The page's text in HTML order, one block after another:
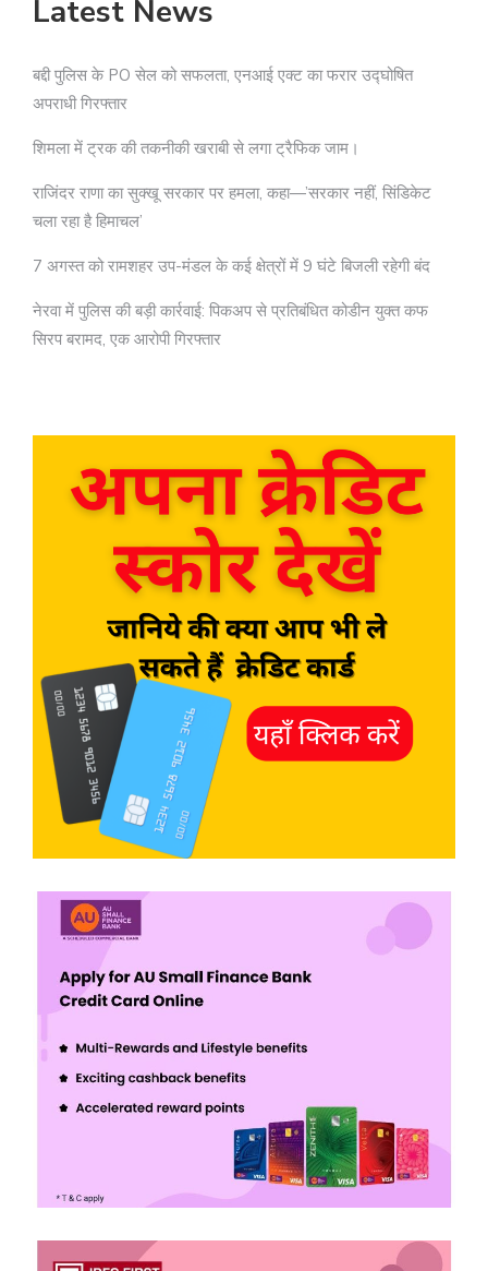
Latest News
बद्दी पुलिस के PO सेल को सफलता, एनआई एक्ट का फरार उद्घोषित
अपराधी गिरफ्तार
शिमला में ट्रक की तकनीकी खराबी से लगा ट्रैफिक जाम।
राजिंदर राणा का सुक्खू सरकार पर हमला, कहा—’सरकार नहीं, सिंडिकेट
चला रहा है हिमाचल’
7 अगस्त को रामशहर उप-मंडल के कई क्षेत्रों में 9 घंटे बिजली रहेगी बंद
नेरवा में पुलिस की बड़ी कार्रवाई: पिकअप से प्रतिबंधित कोडीन युक्त कफ
सिरप बरामद, एक आरोपी गिरफ्तार